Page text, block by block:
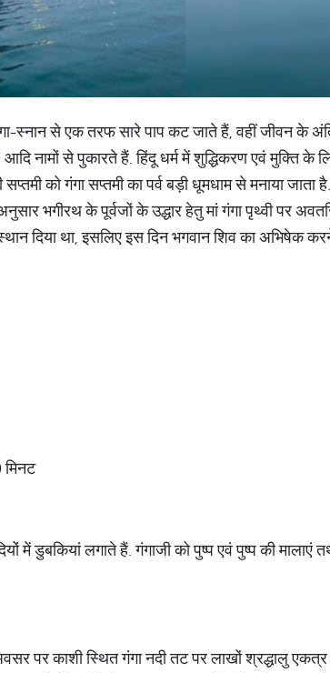
स्नान से एक तरफ सारे पाप कट जाते हैं, वहीं जीवन के
आदि नामों से पुकारते हैं. हिंदू धर्म में शुद्धिकरण एवं मुक्ति के
को गंगा सप्तमी का पर्व बड़ी धूमधाम से मनाया जाता
भगीरथ के पूर्वजों के उद्धार हेतु मां गंगा पृथ्वी पर
दिया था, इसलिए इस दिन भगवान शिव का अभिषेक
में डुबकियां लगाते हैं. गंगाजी को पुष्प एवं पुष्प की मालाएं
पर काशी स्थित गंगा नदी तट पर लाखों श्रद्धालु